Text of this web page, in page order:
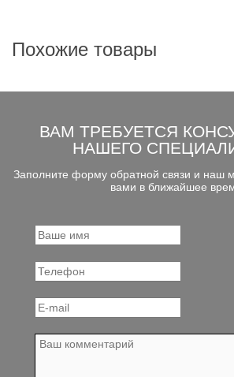
Похожие товары
ВАМ ТРЕБУЕТСЯ
НАШЕГО
Заполните форму обратной связи и наш
вами в ближайшее